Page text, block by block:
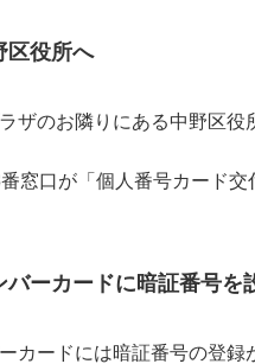
区役所へ
ザのお隣りにある中野区役
窓口が「個人番号カード交
バーカードに暗証番号を
カードには暗証番号の登録